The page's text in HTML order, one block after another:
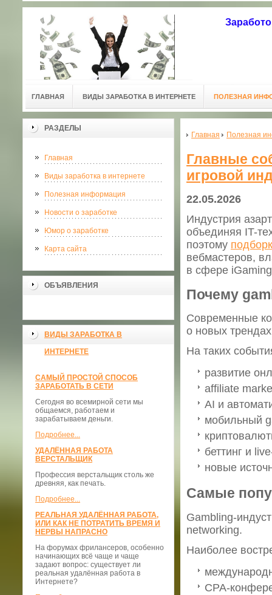
ГЛАВНАЯ ВИДЫ ЗАРАБОТКА В ИНТЕРНЕТЕ ПОЛЕЗНАЯ
РАЗДЕЛЫ
Главная
Виды заработка в интернете
Полезная информация
Новости о заработке
Юмор о заработке
Карта сайта
ОБЪЯВЛЕНИЯ
ВИДЫ ЗАРАБОТКА В
ИНТЕРНЕТЕ
САМЫЙ ПРОСТОЙ СПОСОБ
ЗАРАБОТАТЬ В СЕТИ
Сегодня во всемирной сети мы
общаемся, работаем и
зарабатываем деньги.
Подробнее...
УДАЛЁННАЯ РАБОТА
ВЕРСТАЛЬЩИК
Профессия верстальщик столь же
древняя, как печать.
Подробнее...
РЕАЛЬНАЯ УДАЛЁННАЯ РАБОТА,
ИЛИ КАК НЕ ПОТРАТИТЬ ВРЕМЯ И
НЕРВЫ НАПРАСНО
На форумах фрилансеров, особенно
начинающих всё чаще и чаще
задают вопрос: существует ли
реальная удалённая работа в
Интернете?
Главная Полезная
Главные
игровой
22.05.2026
Индустрия
объединяя IT-
поэтому
вебмастеров,
в сфере
Почему
Современные
о новых
На таких
развитие
affiliate
AI и
мобильный
беттинг и
новые
Самые
Gambling-
networking.
Наиболее
CPA-